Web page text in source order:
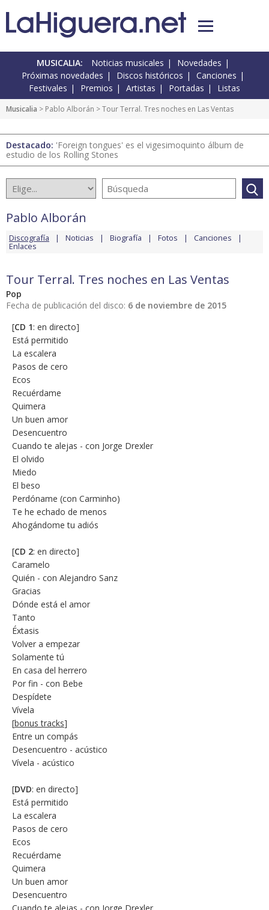
MUSICALIA: Noticias musicales
Novedades
Próximas novedades
Discos históricos
Canciones
Festivales
Premios Artistas Portadas Listas
Musicalia > Pablo Alborán > Tour Terral. Tres noches en Las Ventas
Destacado: 'Foreign tongues' es el vigesimoquinto álbum de
estudio de los Rolling Stones
Pablo Alborán
Discografía Noticias Biografía Fotos Canciones
Enlaces
Tour Terral. Tres noches en Las Ventas
Pop
Fecha de publicación del disco: 6 de noviembre de 2015
[CD 1: en directo]
Está permitido
La escalera
Pasos de cero
Ecos
Recuérdame
Quimera
Un buen amor
Desencuentro
Cuando te alejas - con Jorge Drexler
El olvido
Miedo
El beso
Perdóname (con Carminho)
Te he echado de menos
Ahogándome tu adiós
[CD 2: en directo]
Caramelo
Quién - con Alejandro Sanz
Gracias
Dónde está el amor
Tanto
Éxtasis
Volver a empezar
Solamente tú
En casa del herrero
Por fin - con Bebe
Despídete
Vívela
[bonus tracks]
Entre un compás
Desencuentro - acústico
Vívela - acústico
[DVD: en directo]
Está permitido
La escalera
Pasos de cero
Ecos
Recuérdame
Quimera
Un buen amor
Desencuentro